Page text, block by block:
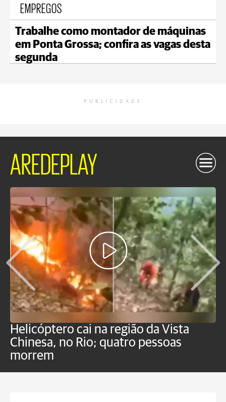
EMPREGOS
Trabalhe como montador de máquinas
em Ponta Grossa; confira as vagas desta
segunda
PUBLICIDADE
AREDEPLAY
Helicóptero cai na região da Vista
Chinesa, no Rio; quatro pessoas
morrem